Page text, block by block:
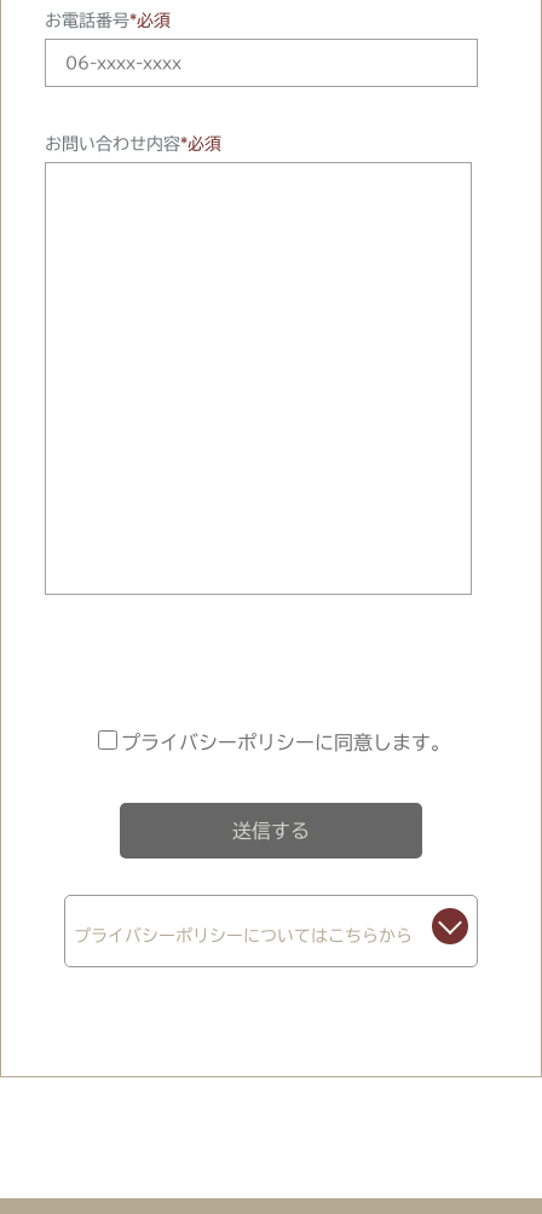
お電話番号*必須
お問い合わせ内容*必須
プライバシーポリシーに同意します。
プライバシーポリシーについてはこちらから